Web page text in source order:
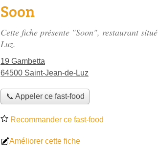
Soon
Cette fiche présente "Soon", restaurant situé
Luz.
19 Gambetta
64500 Saint-Jean-de-Luz
📞 Appeler ce fast-food
Recommander ce fast-food
Améliorer cette fiche